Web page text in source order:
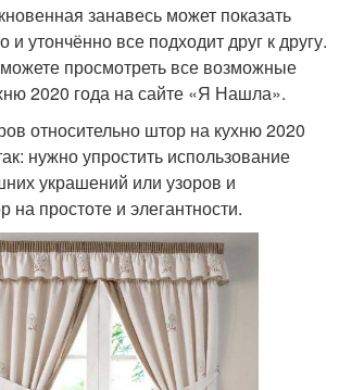
занавесь может показать
и утончённо все подходит друг к другу.
просмотреть все возможные
2020 года на сайте «Я Нашла».
относительно штор на кухню 2020
нужно упростить использование
украшений или узоров и
на простоте и элегантности.